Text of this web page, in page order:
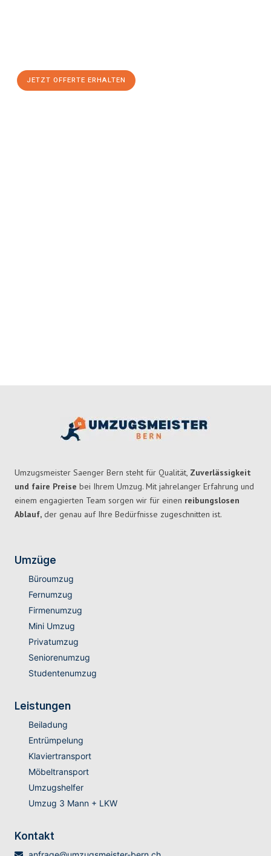
JETZT OFFERTE ERHALTEN
Umzugsmeister Saenger Bern steht für Qualität, Zuverlässigkeit
und faire Preise bei Ihrem Umzug. Mit jahrelanger Erfahrung und
einem engagierten Team sorgen wir für einen reibungslosen
Ablauf, der genau auf Ihre Bedürfnisse zugeschnitten ist.
Umzüge
Büroumzug
Fernumzug
Firmenumzug
Mini Umzug
Privatumzug
Seniorenumzug
Studentenumzug
Leistungen
Beiladung
Entrümpelung
Klaviertransport
Möbeltransport
Umzugshelfer
Umzug 3 Mann + LKW
Kontakt